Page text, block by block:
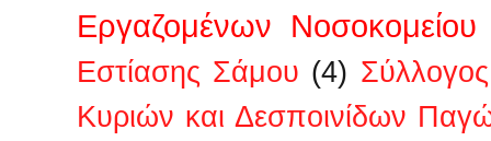
Εργαζομένων
Εστίασης Σάμου (4)
Κυριών και Δεσποινίδων